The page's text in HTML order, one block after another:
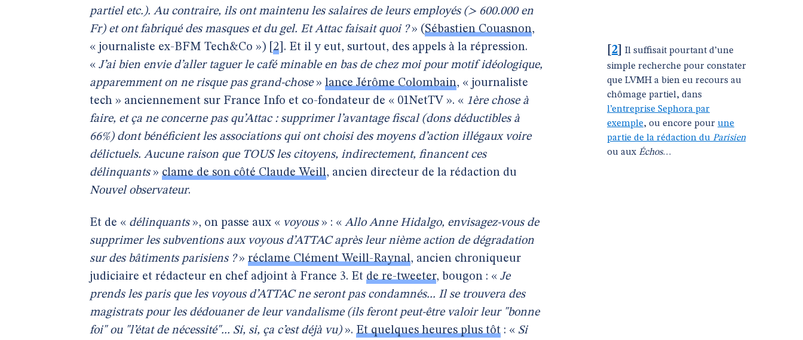
partiel etc.). Au contraire, ils ont maintenu les salaires de leurs employés (> 600.000 en
Fr) et ont fabriqué des masques et du gel. Et Attac faisait quoi ?» (Sébastien Couasnon,
« journaliste ex-BFM Tech&Co ») 2 . Et il y eut, surtout, des appels à la répression.
« J’ai bien envie d’aller taguer le café minable en bas de chez moi pour motif idéologique,
apparemment on ne risque pas grand-chose» lance Jérôme Colombain, « journaliste
tech » anciennement sur France Info et co-fondateur de « 01NetTV ». « 1ère chose à
faire, et ça ne concerne pas qu’Attac : supprimer l’avantage fiscal (dons déductibles à
66%) dont bénéficient les associations qui ont choisi des moyens d’action illégaux voire
délictuels. Aucune raison que TOUS les citoyens, indirectement, financent ces
délinquants» clame de son côté Claude Weill, ancien directeur de la rédaction du
Nouvel observateur.
Et de « délinquants», on passe aux « voyous» : « Allo Anne Hidalgo, envisagez-vous de
supprimer les subventions aux voyous d’ATTAC après leur nième action de dégradation
sur des bâtiments parisiens ?» réclame Clément Weill-Raynal, ancien chroniqueur
judiciaire et rédacteur en chef adjoint à France 3. Et de re-tweeter, bougon : « Je
prends les paris que les voyous d’ATTAC ne seront pas condamnés... Il se trouvera des
magistrats pour les dédouaner de leur vandalisme (ils feront peut-être valoir leur "bonne
foi" ou "l’état de nécessité"... Si, si, ça c’est déjà vu)». Et quelques heures plus tôt : « Si
2
Il suffisait pourtant d’une
simple recherche pour constater
que LVMH a bien eu recours au
chômage partiel, dans
l’entreprise Sephora par
exemple, ou encore pour une
partie de la rédaction du Parisien
ou aux Échos…